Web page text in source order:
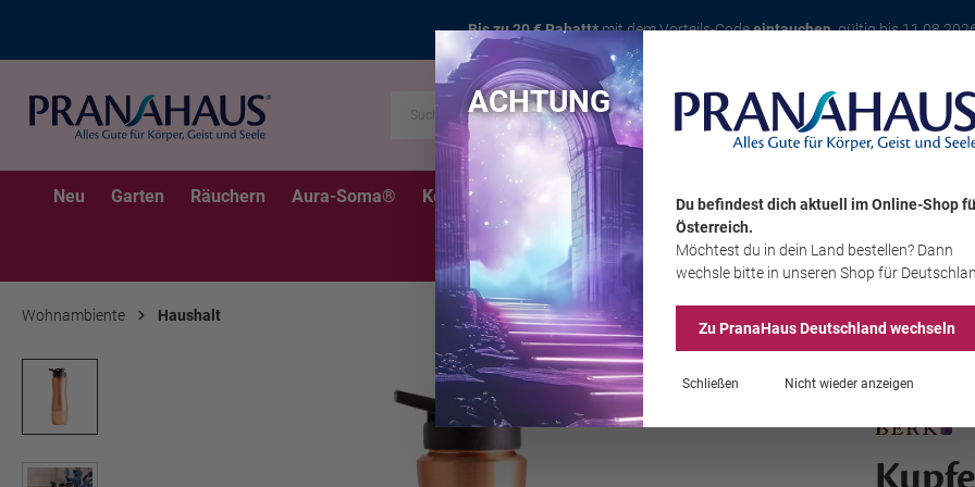
Bis zu 20 € Rabatt*mit dem Vorteils-Codeeintauchen, gültig bis
Karte
Neu Garten Räuchern Aura-Soma® Kerzen Schmuck Edelsteine Wohnambiente
Sale
Wohnambiente Haushalt
ACHTUNG
Du befindest dich aktuell im Online-Shop
Österreich.
Möchtest du in dein Land bestellen? Dann
wechsle bitte in unseren Shop für
Zu PranaHausDeutschland wechseln
Schließen Nicht wieder anzeigen